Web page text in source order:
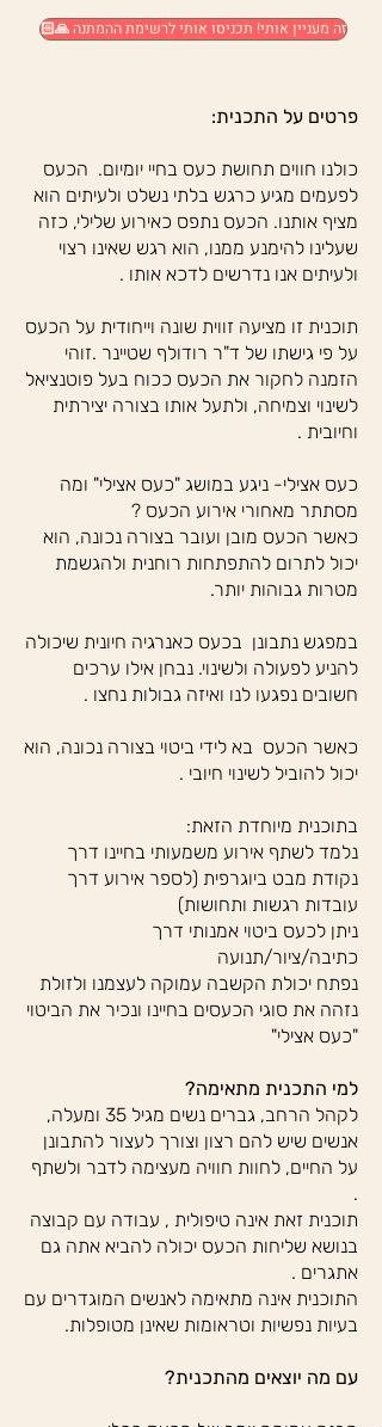
🙏🏻 זה מעניין אותי! תכניסו אותי לרשימת ההמתנה
פרטים על התכנית:
כולנו חווים תחושת כעס בחיי יומיום. הכעס
לפעמים מגיע כרגש בלתי נשלט ולעיתים הוא
מציף אותנו. הכעס נתפס כאירוע שלילי, כזה
שעלינו להימנע ממנו, הוא רגש שאינו רצוי
ולעיתים אנו נדרשים לדכא אותו .
תוכנית זו מציעה זווית שונה וייחודית על הכעס
על פי גישתו של ד"ר רודולף שטיינר .זוהי
הזמנה לחקור את הכעס ככוח בעל פוטנציאל
לשינוי וצמיחה, ולתעל אותו בצורה יצירתית
וחיובית .
כעס אצילי- ניגע במושג "כעס אצילי" ומה
מסתתר מאחורי אירוע הכעס ?
כאשר הכעס מובן ועובר בצורה נכונה, הוא
יכול לתרום להתפתחות רוחנית ולהגשמת
מטרות גבוהות יותר.
במפגש נתבונן בכעס כאנרגיה חיונית שיכולה
להניע לפעולה ולשינוי. נבחן אילו ערכים
חשובים נפגעו לנו ואיזה גבולות נחצו .
כאשר הכעס בא לידי ביטוי בצורה נכונה, הוא
יכול להוביל לשינוי חיובי .
בתוכנית מיוחדת הזאת:
נלמד לשתף אירוע משמעותי בחיינו דרך
נקודת מבט ביוגרפית (לספר אירוע דרך
עובדות רגשות ותחושות)
ניתן לכעס ביטוי אמנותי דרך
כתיבה/ציור/תנועה
נפתח יכולת הקשבה עמוקה לעצמנו ולזולת
נזהה את סוגי הכעסים בחיינו ונכיר את הביטוי
"כעס אצילי"
​למי התכנית מתאימה?
לקהל הרחב, גברים נשים מגיל 35 ומעלה,
אנשים שיש להם רצון וצורך לעצור להתבונן
על החיים, לחוות חוויה מעצימה לדבר ולשתף
.
תוכנית זאת אינה טיפולית , עבודה עם קבוצה
בנושא שליחות הכעס יכולה להביא אתה גם
אתגרים .
התוכנית אינה מתאימה לאנשים המוגדרים עם
בעיות נפשיות וטראומות שאינן מטופלות.
עם מה יוצאים מהתכנית?